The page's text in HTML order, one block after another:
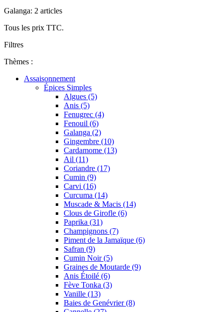
Galanga: 2 articles
Tous les prix TTC.
Filtres
Thèmes :
Assaisonnement
Épices Simples
Algues (5)
Anis (5)
Fenugrec (4)
Fenouil (6)
Galanga (2)
Gingembre (10)
Cardamome (13)
Ail (11)
Coriandre (17)
Cumin (9)
Carvi (16)
Curcuma (14)
Muscade & Macis (14)
Clous de Girofle (6)
Paprika (31)
Champignons (7)
Piment de la Jamaïque (6)
Safran (9)
Cumin Noir (5)
Graines de Moutarde (9)
Anis Étoilé (6)
Fève Tonka (3)
Vanille (13)
Baies de Genévrier (8)